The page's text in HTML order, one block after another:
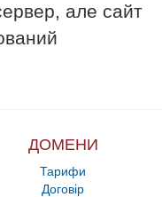
але сайт
ДОМЕНИ
Тарифи
Договір